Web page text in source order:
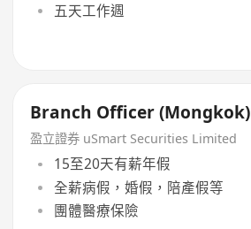
五天工作週
Branch Officer (Mongkok)
盈立證券 uSmart Securities Limited
15至20天有薪年假
全薪病假，婚假，陪產假等
團體醫療保險